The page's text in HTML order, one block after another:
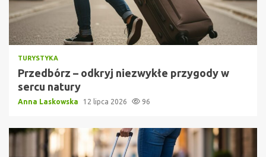
TURYSTYKA
Przedbórz – odkryj niezwykłe przygody w
sercu natury
Anna Laskowska 12 lipca 2026 96